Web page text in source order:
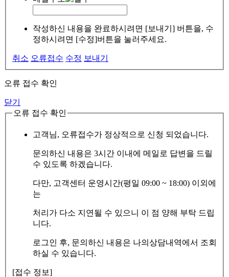
작성하신 내용을 완료하시려면 [보내기] 버튼을, 수
정하시려면 [수정]버튼을 눌러주세요.
취소 오류접수 수정 보내기
오류 접수 확인
닫기
오류 접수 확인
고객님, 오류접수가 정상적으로 신청 되었습니다.
문의하신 내용은 3시간 이내에 메일로 답변을 드릴
수 있도록 하겠습니다.
다만, 고객센터 운영시간(평일 09:00 ~ 18:00) 이외에
는
처리가 다소 지연될 수 있으니 이 점 양해 부탁 드립
니다.
로그인 후, 문의하신 내용은 나의상담내역에서 조회
하실 수 있습니다.
[접수 정보]